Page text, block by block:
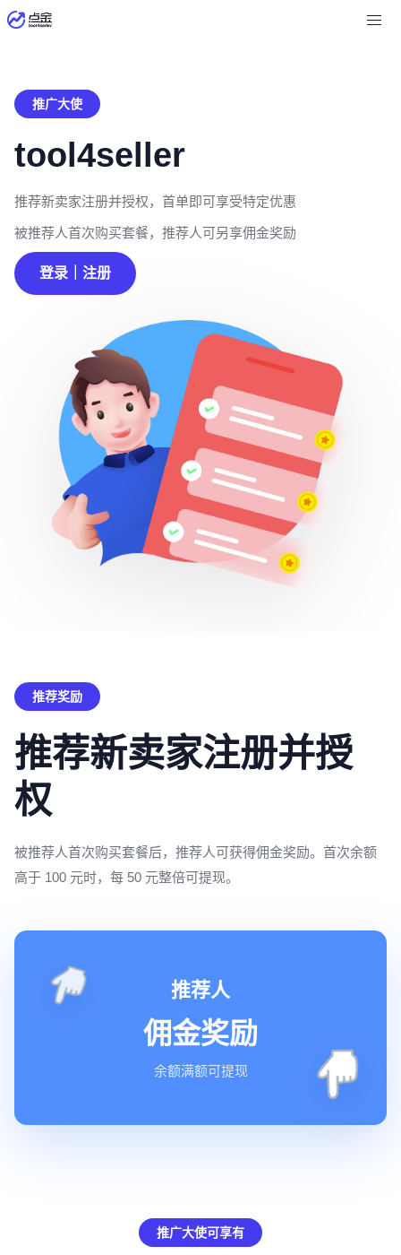
推广大使
tool4seller
推荐新卖家注册并授权，首单即可享受特定优惠
被推荐人首次购买套餐，推荐人可另享佣金奖励
登录｜注册
推荐奖励
推荐新卖家注册并授
权
被推荐人首次购买套餐后，推荐人可获得佣金奖励。首次余额
高于 100 元时，每 50 元整倍可提现。
推荐人
佣金奖励
余额满额可提现
推广大使可享有